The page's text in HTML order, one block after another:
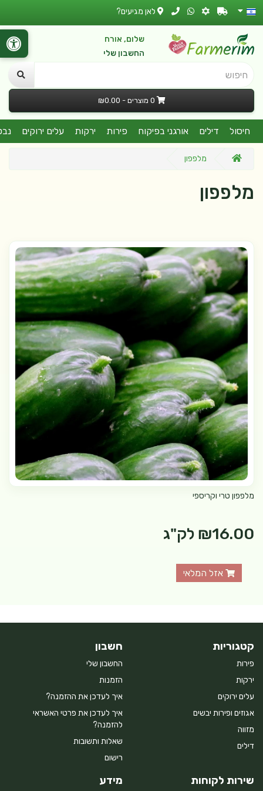
לאן מגיעים?
שלום, אורח
החשבון שלי
חיפוש
0 מוצרים - ₪0.00
חיסול דילים אורגני בפיקוח פירות ירקות עלים ירוקים
מלפפון
מלפפון
מלפפון טרי וקריספי
₪16.00 לק"ג
אזל המלאי
קטגוריות
פירות
ירקות
עלים ירוקים
אגוזים ופירות יבשים
מזווה
דילים
חשבון
החשבון שלי
הזמנות
איך לעדכן את ההזמנה?
איך לעדכן את פרטי האשראי
להזמנה?
שאלות ותשובות
רישום
שירות לקוחות מידע